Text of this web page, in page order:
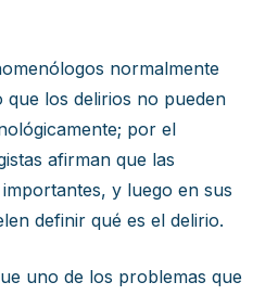
normalmente
los delirios no pueden
por el
afirman que las
y luego en sus
definir qué es el delirio.
uno de los problemas que